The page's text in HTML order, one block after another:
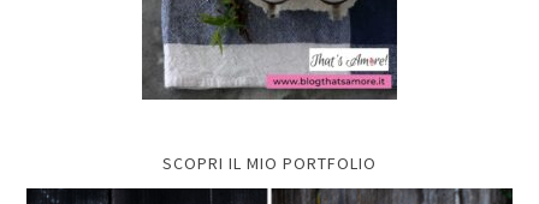
SCOPRI IL MIO PORTFOLIO